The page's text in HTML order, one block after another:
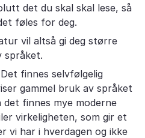
det du skal skal lese, så
føles for deg.
vil altså gi deg større
språket.
finnes selvfølgelig
gammel bruk av språket
finnes mye moderne
virkeligheten, som gir et
vi har i hverdagen og ikke